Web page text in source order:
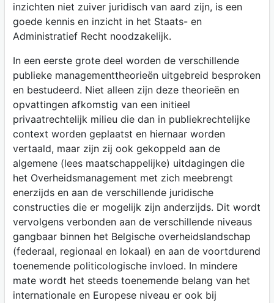
inzichten niet zuiver juridisch van aard zijn, is een
goede kennis en inzicht in het Staats- en
Administratief Recht noodzakelijk.
In een eerste grote deel worden de verschillende
publieke managementtheorieën uitgebreid besproken
en bestudeerd. Niet alleen zijn deze theorieën en
opvattingen afkomstig van een initieel
privaatrechtelijk milieu die dan in publiekrechtelijke
context worden geplaatst en hiernaar worden
vertaald, maar zijn zij ook gekoppeld aan de
algemene (lees maatschappelijke) uitdagingen die
het Overheidsmanagement met zich meebrengt
enerzijds en aan de verschillende juridische
constructies die er mogelijk zijn anderzijds. Dit wordt
vervolgens verbonden aan de verschillende niveaus
gangbaar binnen het Belgische overheidslandschap
(federaal, regionaal en lokaal) en aan de voortdurend
toenemende politicologische invloed. In mindere
mate wordt het steeds toenemende belang van het
internationale en Europese niveau er ook bij